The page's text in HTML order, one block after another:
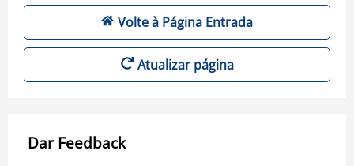
Volte à Página Entrada
Atualizar página
Dar Feedback